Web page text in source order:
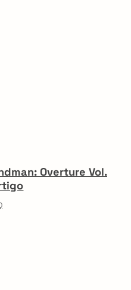
Overture Vol.